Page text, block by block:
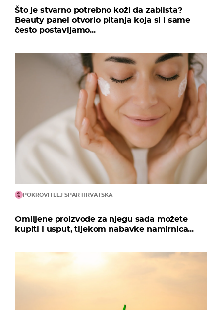
Što je stvarno potrebno koži da zablista?
Beauty panel otvorio pitanja koja si i same
često postavljamo...
POKROVITELJ SPAR HRVATSKA
Omiljene proizvode za njegu sada možete
kupiti i usput, tijekom nabavke namirnica...